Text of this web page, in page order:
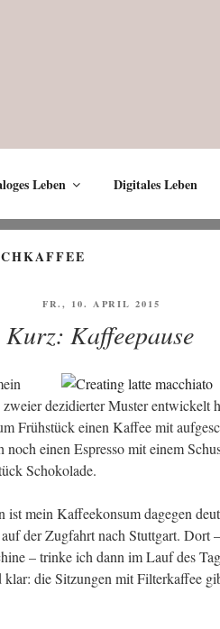
Leben Digitales Leben
VERÖFFENTLICHT
FR., 10. APRIL 2015
Kurz: Kaffeepause
dezi­dier­ter Mus­ter ent­wi­ckelt
Früh­stück einen Kaf­fee mit
noch einen Espres­so mit einem
Schokolade.
ist mein Kaf­fee­kon­sum dage­gen
der Zug­fahrt nach Stutt­gart. Dort
– trin­ke ich dann im Lauf des
die Sit­zun­gen mit Fil­ter­kaf­fee